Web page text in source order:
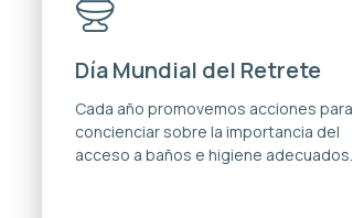
Día Mundial del Retrete
Cada año promovemos acciones para
concienciar sobre la importancia del
acceso a baños e higiene adecuados.